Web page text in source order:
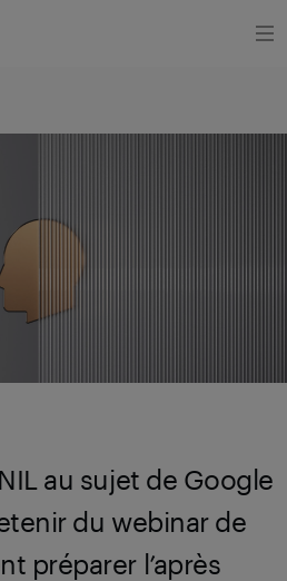
au sujet de Google
du webinar de
préparer l’après